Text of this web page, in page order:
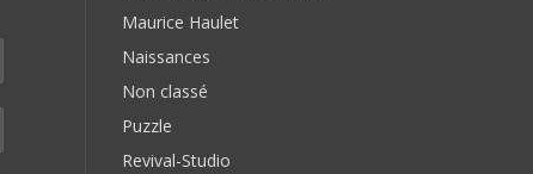
Maurice Haulet
Naissances
Non classé
Puzzle
Revival-Studio